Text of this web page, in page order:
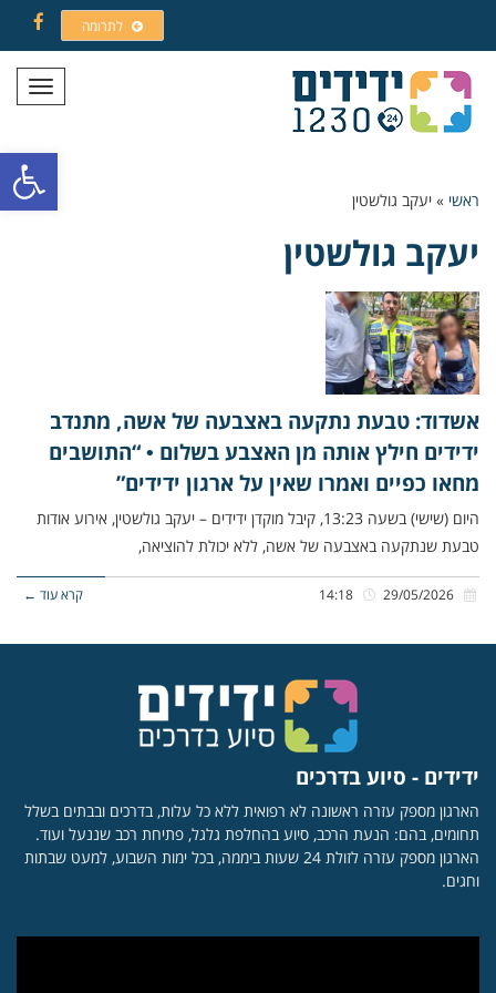
פתח
לתרומה
תפריט
ראשי » יעקב גולשטין
יעקב גולשטין
אשדוד: טבעת נתקעה באצבעה של אשה, מתנדב
ידידים חילץ אותה מן האצבע בשלום • “התושבים
מחאו כפיים ואמרו שאין על ארגון ידידים”
היום (שישי) בשעה 13:23, קיבל מוקדן ידידים – יעקב גולשטין, אירוע אודות
טבעת שנתקעה באצבעה של אשה, ללא יכולת להוציאה,
קרא עוד ←
ידידים - סיוע בדרכים
הארגון מספק עזרה ראשונה לא רפואית ללא כל עלות, בדרכים ובבתים בשלל
תחומים, בהם: הנעת הרכב, סיוע בהחלפת גלגל, פתיחת רכב שננעל ועוד.
הארגון מספק עזרה לזולת 24 שעות ביממה, בכל ימות השבוע, למעט שבתות
וחגים.